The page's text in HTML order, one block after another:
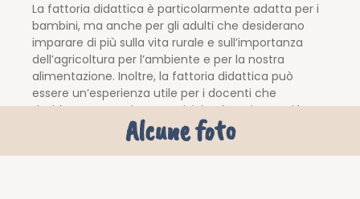
La fattoria didattica è particolarmente adatta per i
bambini, ma anche per gli adulti che desiderano
imparare di più sulla vita rurale e sull’importanza
dell’agricoltura per l’ambiente e per la nostra
alimentazione. Inoltre, la fattoria didattica può
essere un’esperienza utile per i docenti che
desiderano organizzare attività educative per i loro
studenti in un ambiente naturale e incontaminato.
Alcune foto